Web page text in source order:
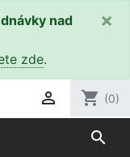
nad
zde.
×
 shopping_cart (0)
search